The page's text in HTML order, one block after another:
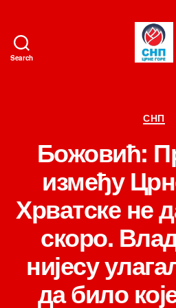
Search
СНП
Божовић:
између
Хрватске не
скоро.
нијесу
да било